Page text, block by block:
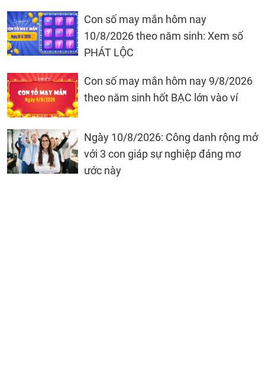
Con số may mắn hôm nay
10/8/2026 theo năm sinh: Xem số
PHÁT LỘC
Con số may mắn hôm nay 9/8/2026
theo năm sinh hốt BẠC lớn vào ví
Ngày 10/8/2026: Công danh rộng mở
với 3 con giáp sự nghiệp đáng mơ
ước này